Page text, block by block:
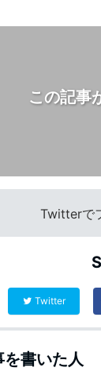
この記事
Twitterで
Twitter
を書いた人